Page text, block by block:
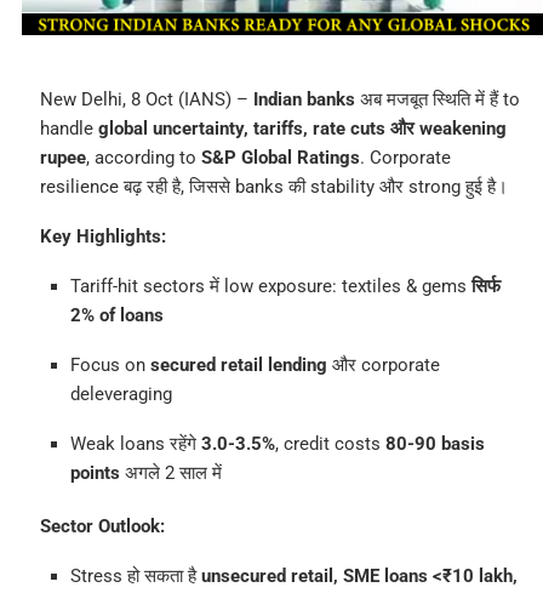
New Delhi, 8 Oct (IANS) – Indian banks अब मजबूत स्थिति में हैं to
handle global uncertainty, tariffs, rate cuts और weakening
rupee, according to S&P Global Ratings. Corporate
resilience बढ़ रही है, जिससे banks की stability और strong हुई है।
Key Highlights:
Tariff-hit sectors में low exposure: textiles & gemsसिर्फ
2% of loans
Focus on secured retail lending और corporate
deleveraging
Weak loans रहेंगे 3.0-3.5%, credit costs 80-90 basis
points अगले 2 साल में
Sector Outlook:
Stress हो सकता हैunsecured retail, SME loans <₹10 lakh,